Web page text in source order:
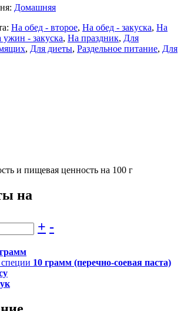
Домашняя
На обед - второе, На обед - закуска, На
ужин - закуска, На праздник, Для
, Для диеты, Раздельное питание, Для
и пищевая ценность на 100 г
на
+ -
грамм
10 грамм (перечно-соевая паста)